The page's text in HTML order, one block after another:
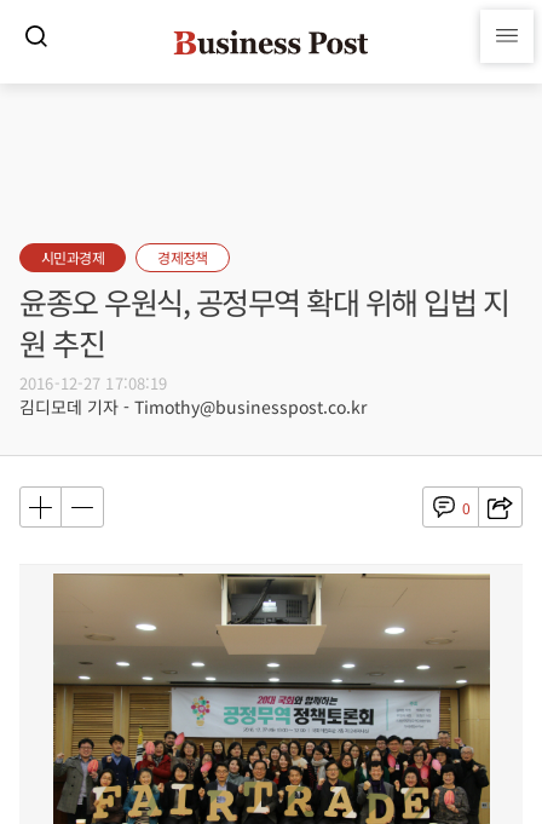
시민과경제 경제정책
윤종오 우원식, 공정무역 확대 위해 입법 지
원 추진
2016-12-27 17:08:19
김디모데 기자 - Timothy@businesspost.co.kr
0